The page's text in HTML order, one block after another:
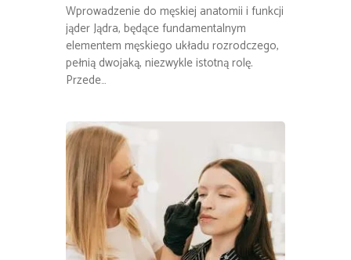
Wprowadzenie do męskiej anatomii i funkcji
jąder Jądra, będące fundamentalnym
elementem męskiego układu rozrodczego,
pełnią dwojaką, niezwykle istotną rolę.
Przede…